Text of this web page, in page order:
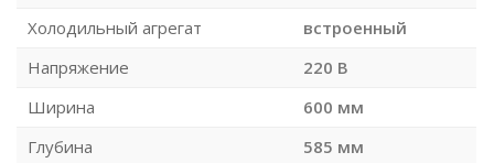
Холодильный агрегат
встроенный
Напряжение
220 В
Ширина
600 мм
Глубина
585 мм